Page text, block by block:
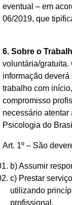
eventual – em
06/2019, que
6. Sobre o
voluntária/gratuita.
informação
trabalho com
compromisso
necessário
Psicologia do
Art. 1º – São
b) Assumir
c) Prestar
utilizando
profissional.